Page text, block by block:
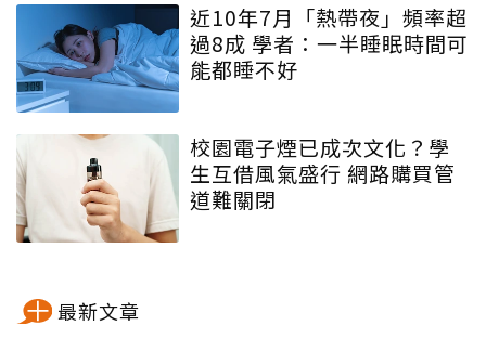
近10年7月「熱帶夜」頻率超
過8成 學者：一半睡眠時間可
能都睡不好
校園電子煙已成次文化？學
生互借風氣盛行 網路購買管
道難關閉
最新文章